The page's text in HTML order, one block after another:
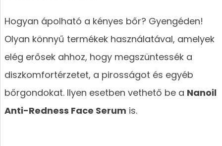
Hogyan ápolható a kényes bőr? Gyengéden!
Olyan könnyű termékek használatával, amelyek
elég erősek ahhoz, hogy megszüntessék a
diszkomfortérzetet, a pirosságot és egyéb
bőrgondokat. Ilyen esetben vethető be a Nanoil
Anti-Redness Face Serum is.